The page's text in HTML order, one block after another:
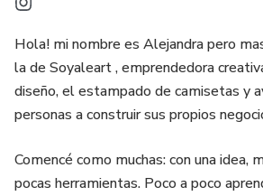
Hola! mi nombre es Alejandra pero
la de Soyaleart , emprendedora
diseño, el estampado de camisetas y
personas a construir sus propios
Comencé como muchas: con una idea,
pocas herramientas. Poco a poco